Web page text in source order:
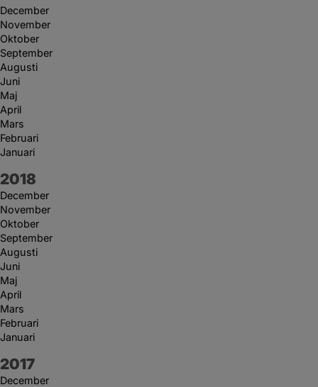
December
November
Oktober
September
Augusti
Juni
Maj
April
Mars
Februari
Januari
År:
2018
December
November
Oktober
September
Augusti
Juni
Maj
April
Mars
Februari
Januari
År:
2017
December